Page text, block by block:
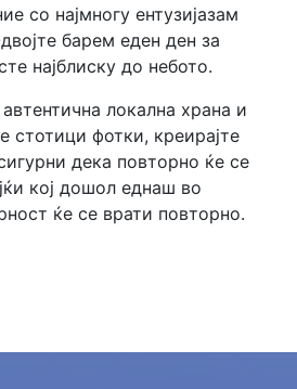
со најмногу ентузијазам
барем еден ден за
најблиску до небото.
локална храна и
стотици фотки, креирајте
дека повторно ќе се
кој дошол еднаш во
ќе се врати повторно.